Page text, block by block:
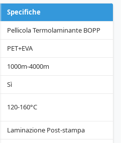
Specifiche
Pellicola Termolaminante BOPP
PET+EVA
1000m-4000m
Sì
120-160°C
Laminazione Post-stampa